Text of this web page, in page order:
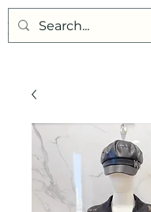
Points de Suture